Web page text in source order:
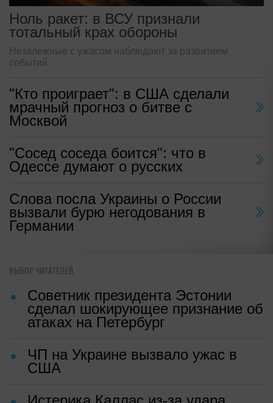
Ноль ракет: в ВСУ признали
тотальный крах обороны
Незалежные с ужасом наблюдают за развитием
событий
"Кто проиграет": в США сделали
мрачный прогноз о битве с
Москвой
"Сосед соседа боится": что в
Одессе думают о русских
Слова посла Украины о России
вызвали бурю негодования в
Германии
ВЫБОР ЧИТАТЕЛЕЙ
Советник президента Эстонии
сделал шокирующее признание об
атаках на Петербург
ЧП на Украине вызвало ужас в
США